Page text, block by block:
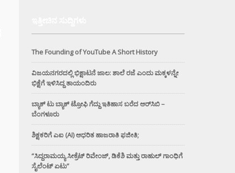
The Founding of YouTube A Short History
ವಿಜಯನಗರದಲ್ಲಿ ಭಿಕ್ಷಾಟನೆ ಜಾಲ: ಶಾಲೆ ರಜೆ ಎಂದು ಮಕ್ಕಳನ್ನೇ
ಭಿಕ್ಷೆಗೆ ಇಳಿಸಿದ್ದ ತಾಯಂದಿರು
ಬ್ಯಾಕ್ ಟು ಬ್ಯಾಕ್ ಟ್ರೋಫಿ ಗೆದ್ದು ಇತಿಹಾಸ ಬರೆದ ಆರ್‌ಸಿಬಿ –
ಬೆಂಗಳೂರು
ಶಿಕ್ಷಕರಿಗೆ ಎಐ (AI) ಆಧರಿತ ಹಾಜರಾತಿ ಫಜೀತಿ;
“ಸಿದ್ದರಾಮಯ್ಯ ಸೀಕ್ರೆಟ್ ರಿವೇಂಜ್‌, ಡಿಕೆಶಿ ಮತ್ತು ರಾಹುಲ್‌ ಗಾಂಧಿಗೆ
ಸೈಲೆಂಟ್ ಏಟು”